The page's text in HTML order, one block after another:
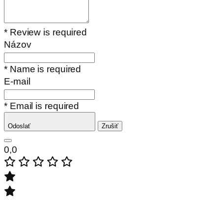
* Review is required
Názov
* Name is required
E-mail
* Email is required
Odoslať Zrušiť
0,0